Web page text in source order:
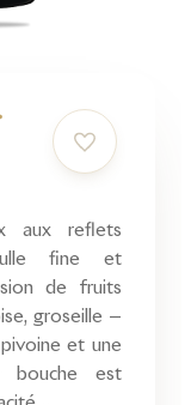
aux reflets
fine et
de fruits
groseille —
et une
bouche est